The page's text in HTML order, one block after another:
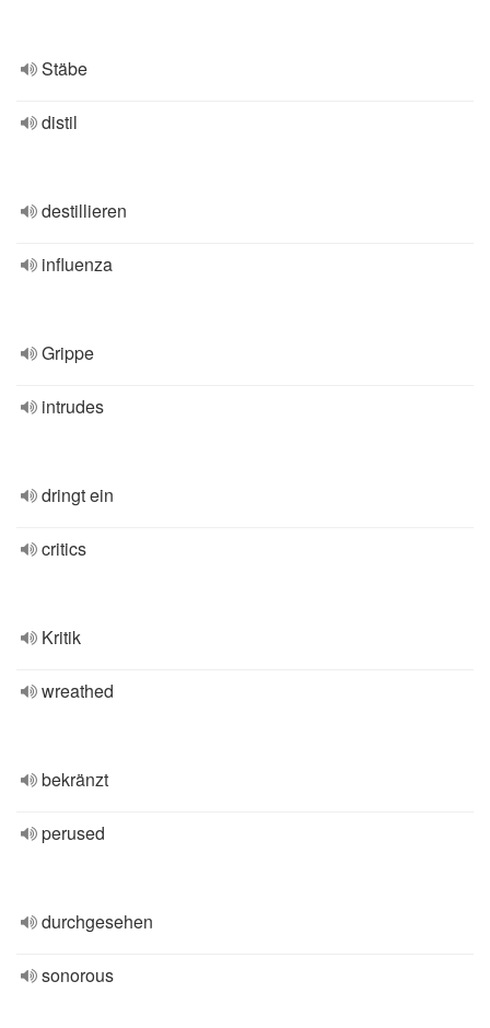
Stäbe
distil
destillieren
influenza
Grippe
intrudes
dringt ein
critics
Kritik
wreathed
bekränzt
perused
durchgesehen
sonorous